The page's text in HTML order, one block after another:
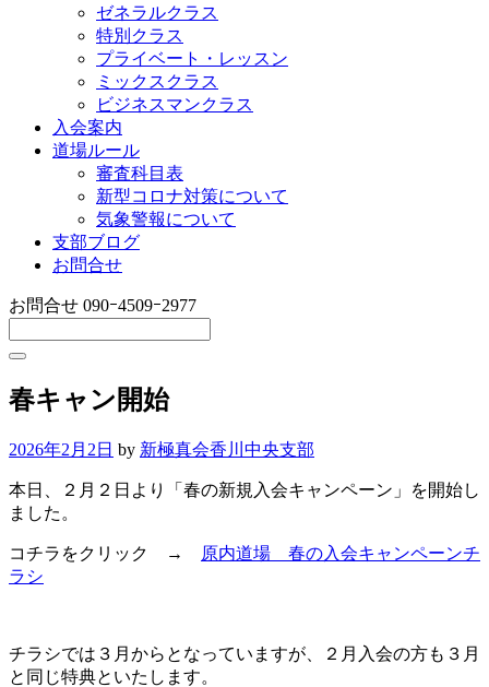
ゼネラルクラス
特別クラス
プライベート・レッスン
ミックスクラス
ビジネスマンクラス
入会案内
道場ルール
審査科目表
新型コロナ対策について
気象警報について
支部ブログ
お問合せ
お問合せ 090ｰ4509ｰ2977
春キャン開始
2026年2月2日 by 新極真会香川中央支部
本日、２月２日より「春の新規入会キャンペーン」を開始し
ました。
コチラをクリック →
原内道場 春の入会キャンペーンチ
ラシ
チラシでは３月からとなっていますが、２月入会の方も３月
と同じ特典といたします。